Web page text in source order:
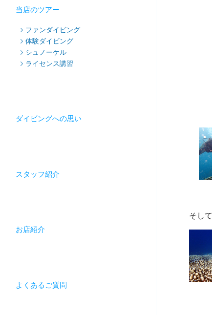
当店のツアー
ファンダイビング
体験ダイビング
シュノーケル
ライセンス講習
ダイビングへの思い
スタッフ紹介
お店紹介
よくあるご質問